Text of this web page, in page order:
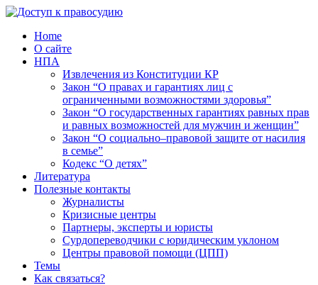
Home
О сайте
НПА
Извлечения из Конституции КР
Закон “О правах и гарантиях лиц с
ограниченными возможностями здоровья”
Закон “О государственных гарантиях равных прав
и равных возможностей для мужчин и женщин”
Закон “О социально–правовой защите от насилия
в семье”
Кодекс “О детях”
Литература
Полезные контакты
Журналисты
Кризисные центры
Партнеры, эксперты и юристы
Сурдопереводчики с юридическим уклоном
Центры правовой помощи (ЦПП)
Темы
Как связаться?